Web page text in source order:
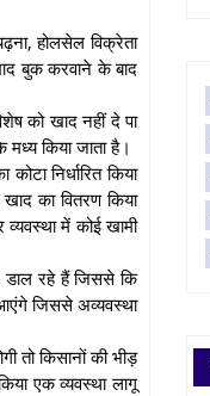
होलसेल विक्रेता
बुक करवाने के बाद
को खाद नहीं दे पा
मध्य किया जाता है।
निर्धारित किया
का वितरण किया
में कोई खामी
डाल रहे हैं जिससे कि
जिससे अव्यवस्था
तो किसानों की भीड़
एक व्यवस्था लागू